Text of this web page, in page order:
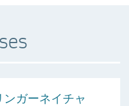
ンガーネイチャ